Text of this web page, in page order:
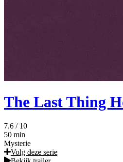
The Last Thing
7.6 / 10
50 min
Mysterie
Volg deze serie